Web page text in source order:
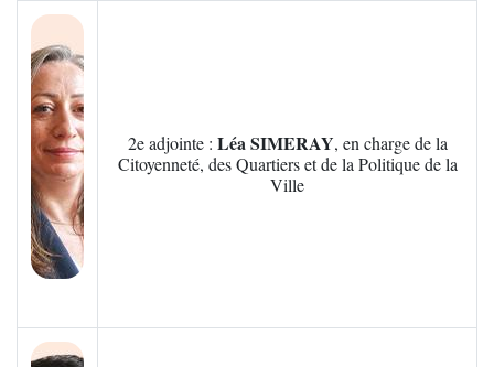
2e adjointe : Léa SIMERAY, en charge de la
Citoyenneté, des Quartiers et de la Politique de la
Ville